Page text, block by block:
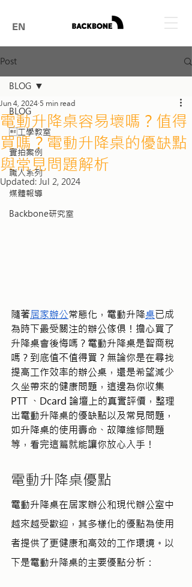
EN
Post
BLOG
工學教室
實拍案例
職人系列
媒體報導
Backbone研究室
BLOG
電動升降桌容易壞嗎？值得
買嗎？電動升降桌的優缺點
與常見問題解析
Jun 4, 2024 5 min read
Updated: Jul 2, 2024
隨著居家辦公常態化，電動升降桌已成
為時下最受關注的辦公傢俱！擔心買了
升降桌會後悔嗎？電動升降桌是智商稅
嗎？到底值不值得買？無論你是在尋找
提高工作效率的辦公桌，還是希望減少
久坐帶來的健康問題，這邊為你收集
PTT 、Dcard 論壇上的真實評價，整理
出電動升降桌的優缺點以及常見問題，
如升降桌的使用壽命、故障維修問題
等，看完這篇就能讓你放心入手！
電動升降桌優點
電動升降桌在居家辦公和現代辦公室中
越來越受歡迎，其多樣化的優點為使用
者提供了更健康和高效的工作環境。以
下是電動升降桌的主要優點分析：